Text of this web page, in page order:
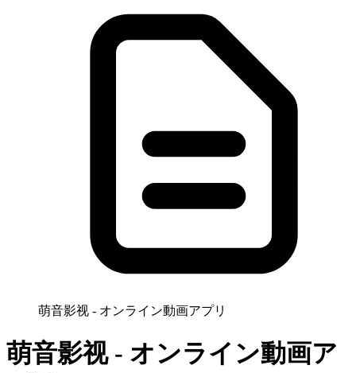
萌音影视 - オンライン動画アプリ
萌音影视 - オンライン動画ア